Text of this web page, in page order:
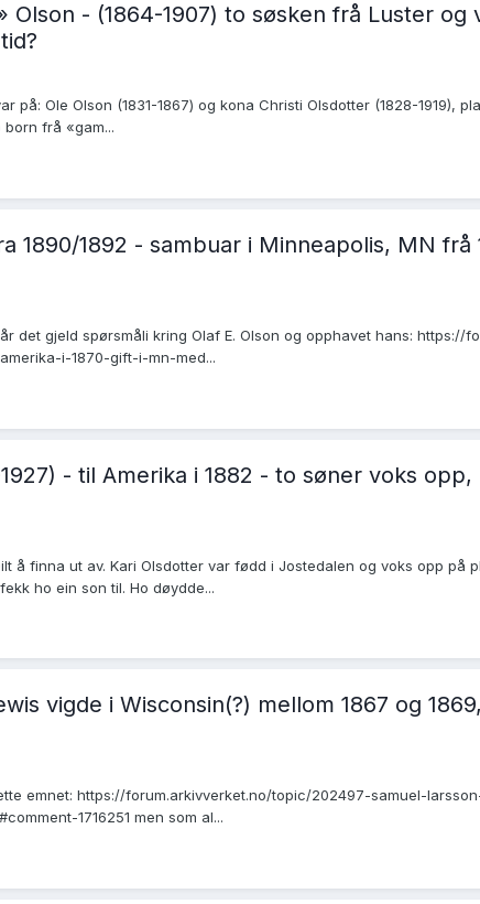
- (1864-1907) to søsken frå Luster og
Ole Olson (1831-1867) og kona Christi Olsdotter (1828-1919),
frå «gam...
1890/1892 - sambuar i Minneapolis, MN
gjeld spørsmåli kring Olaf E. Olson og opphavet hans: https://
i-1870-gift-i-mn-med...
- til Amerika i 1882 - to søner voks
finna ut av. Kari Olsdotter var fødd i Jostedalen og voks opp på
ho ein son til. Ho døydde...
vigde i Wisconsin(?) mellom 1867 og
emnet: https://forum.arkivverket.no/topic/202497-samuel-
1716251 men som al...